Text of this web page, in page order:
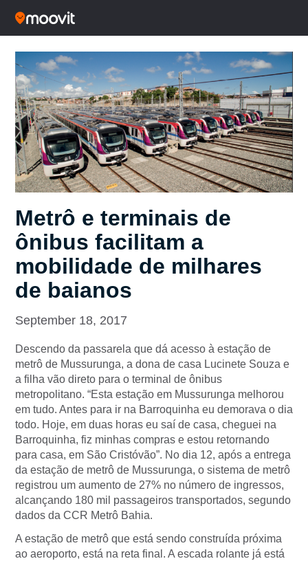
Metrô e terminais de
ônibus facilitam a
mobilidade de milhares
de baianos
September 18, 2017
Descendo da passarela que dá acesso à estação de
metrô de Mussurunga, a dona de casa Lucinete Souza e
a filha vão direto para o terminal de ônibus
metropolitano. “Esta estação em Mussurunga melhorou
em tudo. Antes para ir na Barroquinha eu demorava o dia
todo. Hoje, em duas horas eu saí de casa, cheguei na
Barroquinha, fiz minhas compras e estou retornando
para casa, em São Cristóvão”. No dia 12, após a entrega
da estação de metrô de Mussurunga, o sistema de metrô
registrou um aumento de 27% no número de ingressos,
alcançando 180 mil passageiros transportados, segundo
dados da CCR Metrô Bahia.
A estação de metrô que está sendo construída próxima
ao aeroporto, está na reta final. A escada rolante já está